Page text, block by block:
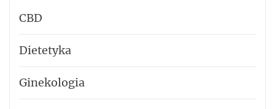
CBD
Dietetyka
Ginekologia